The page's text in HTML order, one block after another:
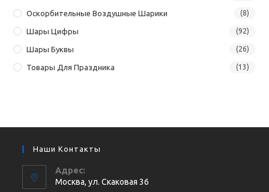
Оскорбительные Воздушные Шарики (8)
Шары Цифры (92)
Шары Буквы (26)
Товары Для Праздника (13)
Наши Контакты
Адрес:
Москва, ул. Cкаковая 36